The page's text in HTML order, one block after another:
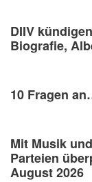
DIIV
Biografie,
10 Fragen
Mit Musik
Parteien
August 2026